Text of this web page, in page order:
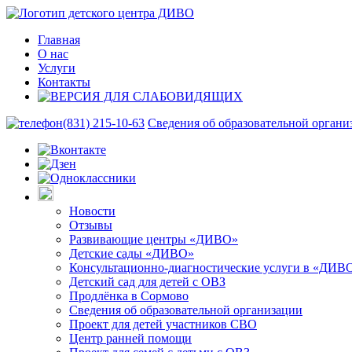
Главная
О нас
Услуги
Контакты
(831) 215-10-63 Сведения об образовательной
Новости
Отзывы
Развивающие центры «ДИВО»
Детские сады «ДИВО»
Консультационно-диагностические услуги в
Детский сад для детей с ОВЗ
Продлёнка в Сормово
Сведения об образовательной организации
Проект для детей участников СВО
Центр ранней помощи